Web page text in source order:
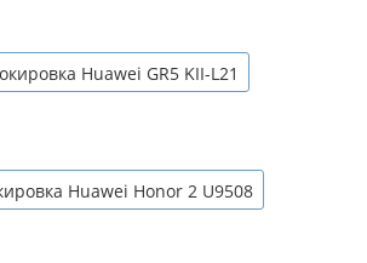
Huawei GR5 KII-L21
Huawei Honor 2 U9508